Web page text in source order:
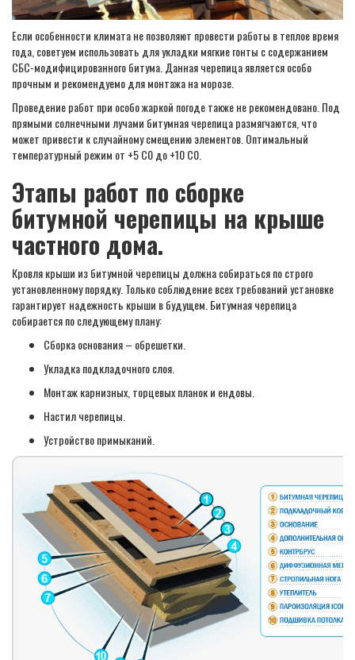
Если особенности климата не позволяют провести работы в теплое время
года, советуем использовать для укладки мягкие гонты с содержанием
СБС-модифицированного битума. Данная черепица является особо
прочным и рекомендуемо для монтажа на морозе.
Проведение работ при особо жаркой погоде также не рекомендовано. Под
прямыми солнечными лучами битумная черепица размягчаются, что
может привести к случайному смещению элементов. Оптимальный
температурный режим от +5 C0 до +10 C0.
Этапы работ по сборке
битумной черепицы на крыше
частного дома.
Кровля крыши из битумной черепицы должна собираться по строго
установленному порядку. Только соблюдение всех требований установке
гарантирует надежность крыши в будущем. Битумная черепица
собирается по следующему плану:
Сборка основания – обрешетки.
Укладка подкладочного слоя.
Монтаж карнизных, торцевых планок и ендовы.
Настил черепицы.
Устройство примыканий.